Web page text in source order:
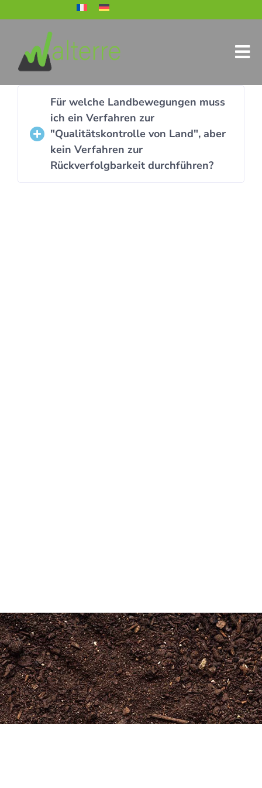
Für welche Landbewegungen muss
ich ein Verfahren zur
"Qualitätskontrolle von Land", aber
kein Verfahren zur
Rückverfolgbarkeit durchführen?